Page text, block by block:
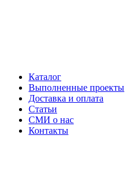
Каталог
Выполненные проекты
Доставка и оплата
Статьи
СМИ о нас
Контакты